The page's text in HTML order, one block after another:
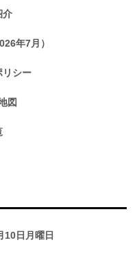
介
年7月）
リシー
図
10日月曜日